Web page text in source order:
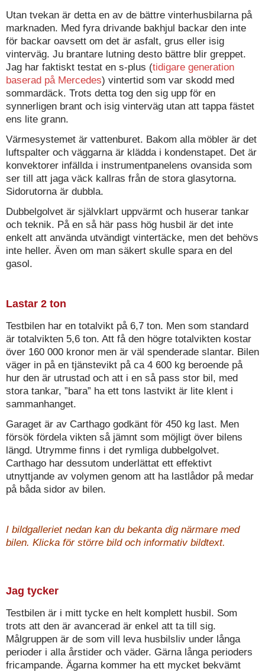
Utan tvekan är detta en av de bättre vinterhusbilarna på
marknaden. Med fyra drivande bakhjul backar den inte
för backar oavsett om det är asfalt, grus eller isig
vinterväg. Ju brantare lutning desto bättre blir greppet.
Jag har faktiskt testat en s-plus (tidigare generation
baserad på Mercedes) vintertid som var skodd med
sommardäck. Trots detta tog den sig upp för en
synnerligen brant och isig vinterväg utan att tappa fästet
ens lite grann.
Värmesystemet är vattenburet. Bakom alla möbler är det
luftspalter och väggarna är klädda i kondenstapet. Det är
konvektorer infällda i instrumentpanelens ovansida som
ser till att jaga väck kallras från de stora glasytorna.
Sidorutorna är dubbla.
Dubbelgolvet är självklart uppvärmt och huserar tankar
och teknik. På en så här pass hög husbil är det inte
enkelt att använda utvändigt vintertäcke, men det behövs
inte heller. Även om man säkert skulle spara en del
gasol.
Lastar 2 ton
Testbilen har en totalvikt på 6,7 ton. Men som standard
är totalvikten 5,6 ton. Att få den högre totalvikten kostar
över 160 000 kronor men är väl spenderade slantar. Bilen
väger in på en tjänstevikt på ca 4 600 kg beroende på
hur den är utrustad och att i en så pass stor bil, med
stora tankar, ”bara” ha ett tons lastvikt är lite klent i
sammanhanget.
Garaget är av Carthago godkänt för 450 kg last. Men
försök fördela vikten så jämnt som möjligt över bilens
längd. Utrymme finns i det rymliga dubbelgolvet.
Carthago har dessutom underlättat ett effektivt
utnyttjande av volymen genom att ha lastlådor på medar
på båda sidor av bilen.
I bildgalleriet nedan kan du bekanta dig närmare med
bilen. Klicka för större bild och informativ bildtext.
Jag tycker
Testbilen är i mitt tycke en helt komplett husbil. Som
trots att den är avancerad är enkel att ta till sig.
Målgruppen är de som vill leva husbilsliv under långa
perioder i alla årstider och väder. Gärna långa perioders
fricampande. Ägarna kommer ha ett mycket bekvämt